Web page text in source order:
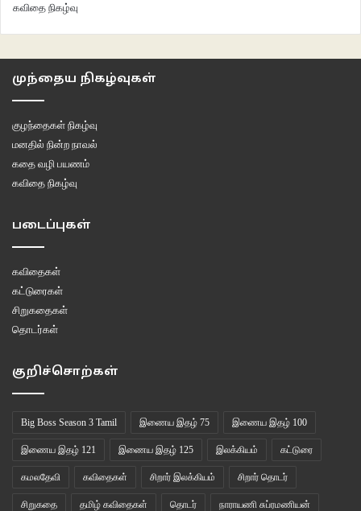
கவிதை நிகழ்வு
முந்தைய நிகழ்வுகள்
குழந்தைகள் நிகழ்வு
மனதில் நின்ற நாவல்
கதை வழி பயணம்
கவிதை நிகழ்வு
படைப்புகள்
கவிதைகள்
கட்டுரைகள்
சிறுகதைகள்
தொடர்கள்
குறிச்சொற்கள்
Big Boss Season 3 Tamil இணைய இதழ் 75 இணைய இதழ் 100
இணைய இதழ் 121 இணைய இதழ் 125 இலக்கியம் கட்டுரை
கமலதேவி கவிதைகள் சிறார் இலக்கியம் சிறார் தொடர்
சிறுகதை தமிழ் கவிதைகள் தொடர் நாராயணி சுப்ரமணியன்